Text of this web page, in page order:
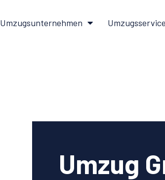
Umzugsunternehmen Umzugsservice
Umzug